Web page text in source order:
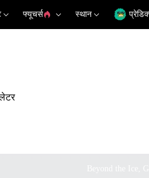
फ्यूचर्स स्थान
Beyond the Ice,